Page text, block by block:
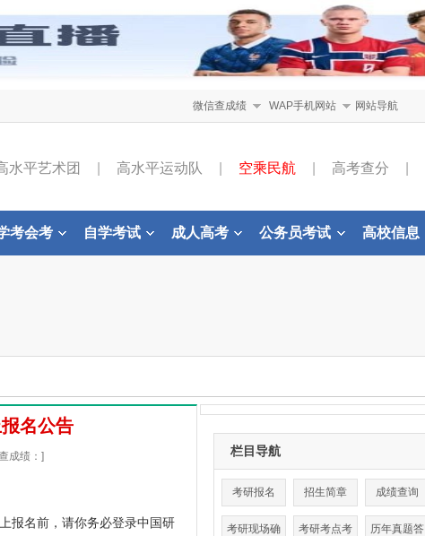
微信查成绩 WAP手机网站 网站导航
水平艺术团 高水平运动队 空乘民航 高考查分
考会考 自学考试 成人高考 公务员考试 高校信息
名公告
成绩：]
名前，请你务必登录中国研
栏目导航
考研报名 招生简章 成绩查询
考研现场确 考研考点考 历年真题答